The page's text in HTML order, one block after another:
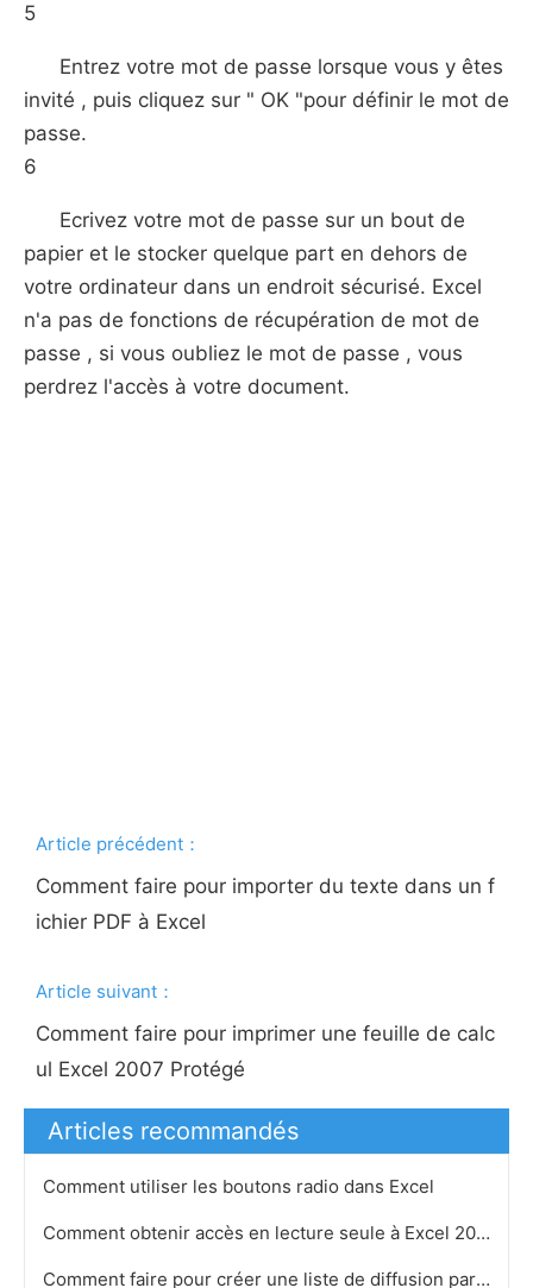
5
Entrez votre mot de passe lorsque vous y êtes
invité , puis cliquez sur " OK "pour définir le mot de
passe.
6
Ecrivez votre mot de passe sur un bout de
papier et le stocker quelque part en dehors de
votre ordinateur dans un endroit sécurisé. Excel
n'a pas de fonctions de récupération de mot de
passe , si vous oubliez le mot de passe , vous
perdrez l'accès à votre document.
Article précédent：
Comment faire pour importer du texte dans un f
ichier PDF à Excel
Article suivant：
Comment faire pour imprimer une feuille de calc
ul Excel 2007 Protégé
Articles recommandés
Comment utiliser les boutons radio dans Excel
Comment obtenir accès en lecture seule à Excel 2007
Comment faire pour créer une liste de diffusion par Importation des informations de Word à Excel